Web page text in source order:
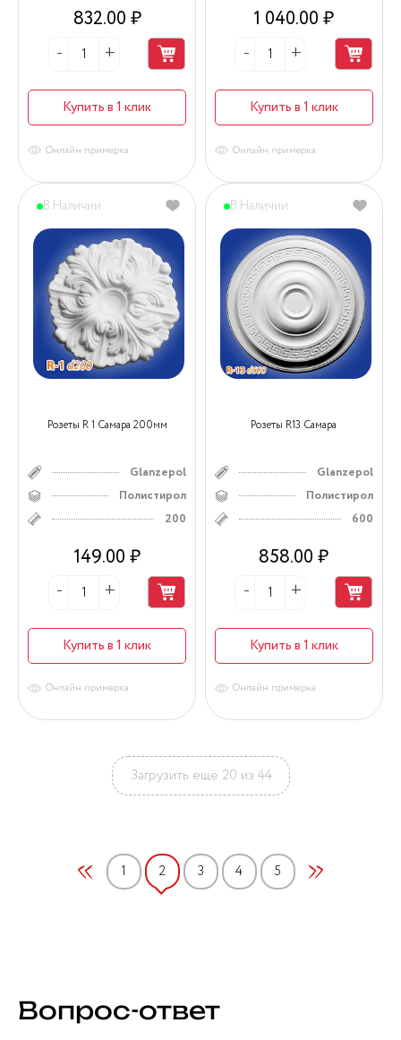
832.00 ₽
Купить в 1 клик
Онлайн примерка
1 040.00 ₽
Купить в 1 клик
Онлайн примерка
Розеты R 1 Самара 200мм
Glanzepol
Полистирол
200
149.00 ₽
Купить в 1 клик
В Наличии
Онлайн примерка
Розеты R13 Самара
Glanzepol
Полистирол
600
858.00 ₽
Купить в 1 клик
В Наличии
Онлайн примерка
Загрузить ещё 20 из 44
1 2 3 4 5
Вопрос-ответ